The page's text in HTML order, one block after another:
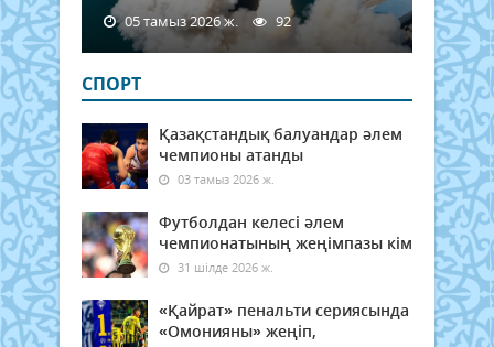
05 тамыз 2026 ж. 92
СПОРТ
Қазақстандық балуандар әлем
чемпионы атанды
03 тамыз 2026 ж.
Футболдан келесі әлем
чемпионатының жеңімпазы кім
31 шілде 2026 ж.
«Қайрат» пенальти сериясында
«Омонияны» жеңіп,